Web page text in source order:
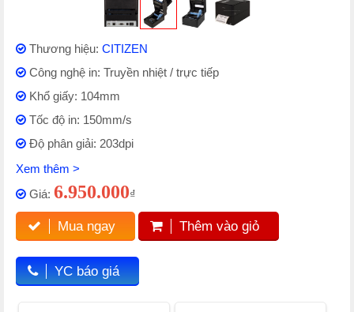
Thương hiệu: CITIZEN
Công nghệ in: Truyền nhiệt / trực tiếp
Khổ giấy: 104mm
Tốc độ in: 150mm/s
Độ phân giải: 203dpi
Xem thêm >
Giá: 6.950.000₫
Mua ngay Thêm vào giỏ
YC báo giá